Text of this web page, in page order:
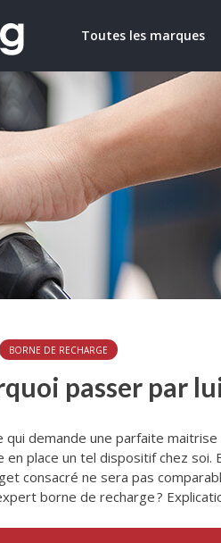
Toutes les marques
BORNE DE RECHARGE
passer par
demande une parfaite
place un tel dispositif chez soi.
consacré ne sera pas
borne de recharge ?